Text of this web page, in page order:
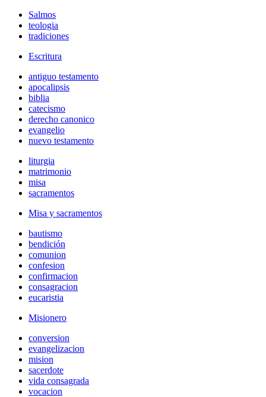
Salmos
teologia
tradiciones
Escritura
antiguo testamento
apocalipsis
biblia
catecismo
derecho canonico
evangelio
nuevo testamento
liturgia
matrimonio
misa
sacramentos
Misa y sacramentos
bautismo
bendición
comunion
confesion
confirmacion
consagracion
eucaristia
Misionero
conversion
evangelizacion
mision
sacerdote
vida consagrada
vocacion